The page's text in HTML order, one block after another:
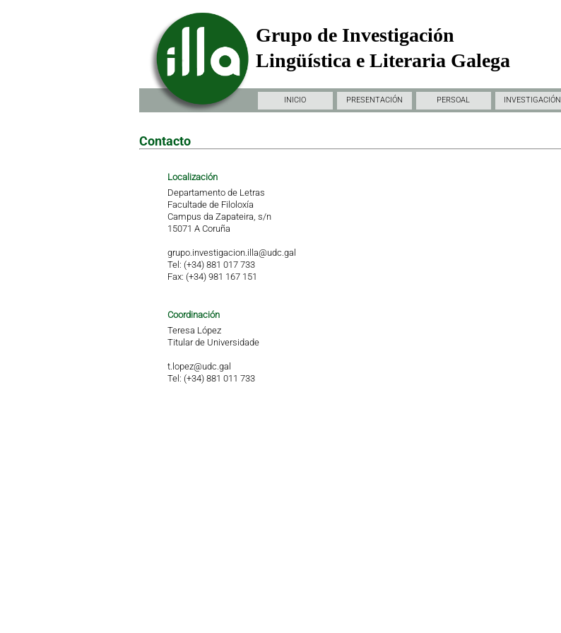
Grupo de Investigación
Lingüística e Literaria Galega
INICIO PRESENTACIÓN PERSOAL INVESTIGACIÓN
Contacto
Localización
Departamento de Letras
Facultade de Filoloxía
Campus da Zapateira, s/n
15071 A Coruña
grupo.investigacion.illa@udc.gal
Tel: (+34) 881 017 733
Fax: (+34) 981 167 151
Coordinación
Teresa López
Titular de Universidade
t.lopez@udc.gal
Tel: (+34) 881 011 733